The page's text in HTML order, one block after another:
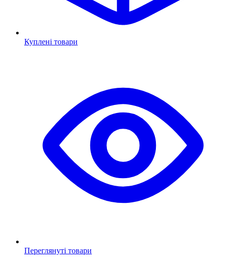
Куплені товари
Переглянуті товари